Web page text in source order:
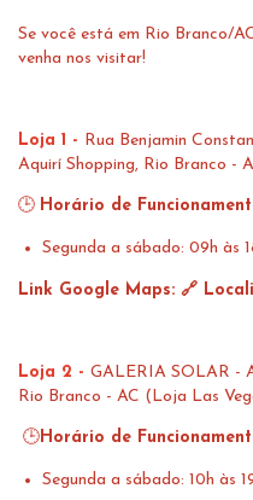
Se você está em Rio Branco/
venha nos visitar!
Loja 1 - Rua Benjamin
Aquirí Shopping, Rio Branco -
🕒 Horário de
Segunda a sábado: 09h às
Link Google Maps: 🔗
Loja 2 - GALERIA SOLAR -
Rio Branco - AC (Loja Las
🕒Horário de
Segunda a sábado: 10h às